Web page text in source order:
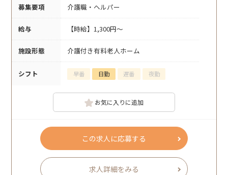
募集要項 介護職・ヘルパー
給与 【時給】1,300円～
施設形態 介護付き有料老人ホーム
シフト 早番 日勤 遅番 夜勤
お気に入りに追加
この求人に応募する
求人詳細をみる